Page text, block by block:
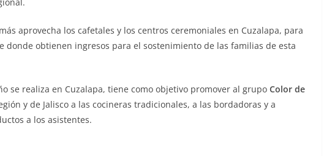
aprovecha los cafetales y los centros ceremoniales en Cuzalapa, para
donde obtienen ingresos para el sostenimiento de las familias de esta
se realiza en Cuzalapa, tiene como objetivo promover al grupo Color de
y de Jalisco a las cocineras tradicionales, a las bordadoras y a
a los asistentes.